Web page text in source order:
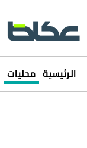
الرئيسية محليات